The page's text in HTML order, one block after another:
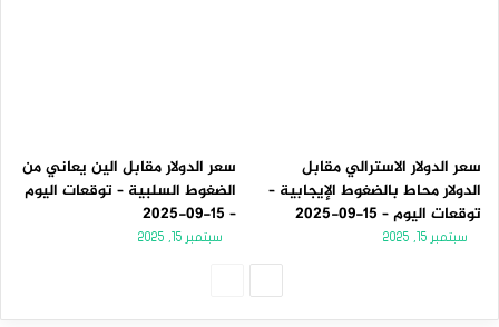
سعر الدولار الاسترالي مقابل
الدولار محاط بالضغوط الإيجابية –
توقعات اليوم – 15-09-2025
سبتمبر 15, 2025
سعر الدولار مقابل الين يعاني من
الضغوط السلبية – توقعات اليوم
– 15-09-2025
سبتمبر 15, 2025